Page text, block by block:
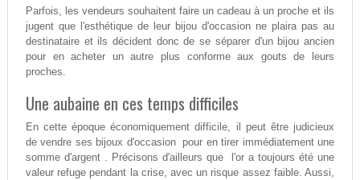
Parfois, les vendeurs souhaitent faire un cadeau à un proche et ils
jugent que l'esthétique de leur bijou d'occasion ne plaira pas au
destinataire et ils décident donc de se séparer d'un bijou ancien
pour en acheter un autre plus conforme aux gouts de leurs
proches.
Une aubaine en ces temps difficiles
En cette époque économiquement difficile, il peut être judicieux
de vendre ses bijoux d'occasion pour en tirer immédiatement une
somme d'argent . Précisons d'ailleurs que l'or a toujours été une
valeur refuge pendant la crise, avec un risque assez faible. Aussi,